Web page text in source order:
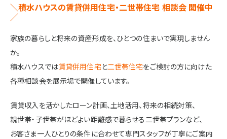
＼積水ハウスの賃貸併用住宅・二世帯住宅 相談会 開催中
／
家族の暮らしと将来の資産形成を、ひとつの住まいで実現しません
か。
積水ハウスでは賃貸併用住宅と二世帯住宅をご検討の方に向けた
各種相談会を展示場で開催しています。
賃貸収入を活かしたローン計画、土地活用、将来の相続対策、
親世帯・子世帯がほどよい距離感で暮らせる二世帯プランなど、
お客さま一人ひとりの条件に合わせて専門スタッフが丁寧にご案内
アクセス